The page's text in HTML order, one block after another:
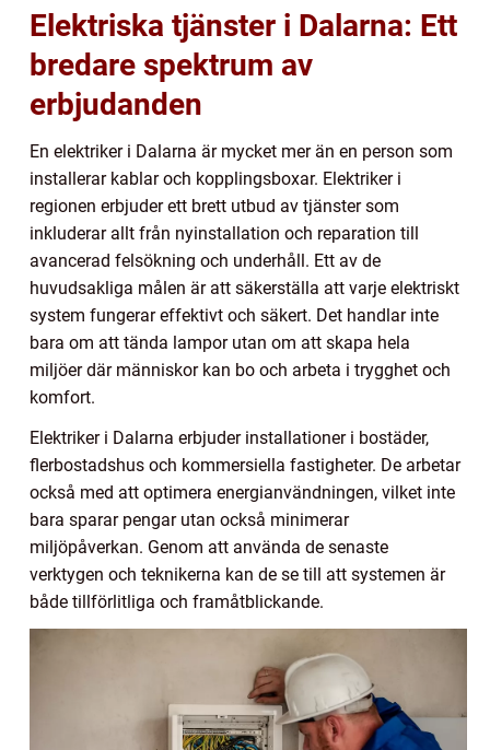
Elektriska tjänster i Dalarna: Ett
bredare spektrum av
erbjudanden
En elektriker i Dalarna är mycket mer än en person som
installerar kablar och kopplingsboxar. Elektriker i
regionen erbjuder ett brett utbud av tjänster som
inkluderar allt från nyinstallation och reparation till
avancerad felsökning och underhåll. Ett av de
huvudsakliga målen är att säkerställa att varje elektriskt
system fungerar effektivt och säkert. Det handlar inte
bara om att tända lampor utan om att skapa hela
miljöer där människor kan bo och arbeta i trygghet och
komfort.
Elektriker i Dalarna erbjuder installationer i bostäder,
flerbostadshus och kommersiella fastigheter. De arbetar
också med att optimera energianvändningen, vilket inte
bara sparar pengar utan också minimerar
miljöpåverkan. Genom att använda de senaste
verktygen och teknikerna kan de se till att systemen är
både tillförlitliga och framåtblickande.